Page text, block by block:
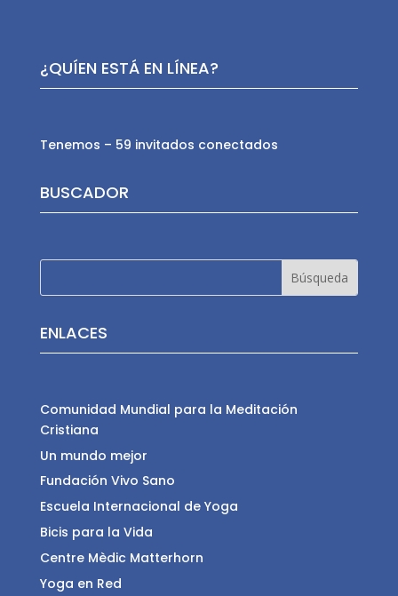
¿QUÍEN ESTÁ EN LÍNEA?
Tenemos – 59 invitados conectados
BUSCADOR
ENLACES
Comunidad Mundial para la Meditación
Cristiana
Un mundo mejor
Fundación Vivo Sano
Escuela Internacional de Yoga
Bicis para la Vida
Centre Mèdic Matterhorn
Yoga en Red